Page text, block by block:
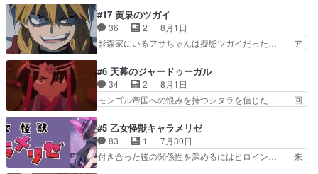
の！？クレアさん探偵すぎ… 突然のポアロクイズ
は草なんよ。んで、あん… 今回からついにくれあ
が探偵事務所の仲間に…
さん柚子に18年分の誕生日プレゼント… 柚子は
鬼龍院家から初めて学校に通う事にな… プレゼン
ト攻撃ヤバすぎるwwwヴァイオレ… 玲夜さまサ
プライズの、これまでの柚子ちゃ… 玲夜から柚子
んへ…もう中学生な… 梅原の人が18歳になるま
での誕生プレゼン… なよなよした男（cv石田彰）
梅ちゃんがた…
#17 黄泉のツガイ
36 2
8月1日
影森家にいるアサちゃんは擬態ツガイだった… ア
にアサはいなかった逆にガブちゃんはい… 影森の
当主が際限なくツガイを増やせるのに… 今回はも
うガブちゃんさんの悲鳴にも似た怒… ユルと戦っ
た時から伏線が張られていたのが… しかしアサ
い筈のガブちゃん、アキオの… 色々とひっかけが
あって、最終的に嫌な終わ… ゴンゾウが従える大
量のツガイに何事かと思…
#6 天幕のジャードゥーガル
34 2
8月1日
モンゴル帝国への恨みを持つシタラを信じた… 回
タイの妃になってもその心は晴れず、モ… ドレゲ
ネの過去、宝石だった彼女が人になり… ドレゲネ
の過去、、辛かった、、あのジャタ… 年上旦那が
良い人でも、女は宝石でただ笑っ… ダイルの儀式
#5 乙女怪獣キャラメリゼ
83 1
7月30日
付き合った後の関係性を深めるにはヒロイン… 来